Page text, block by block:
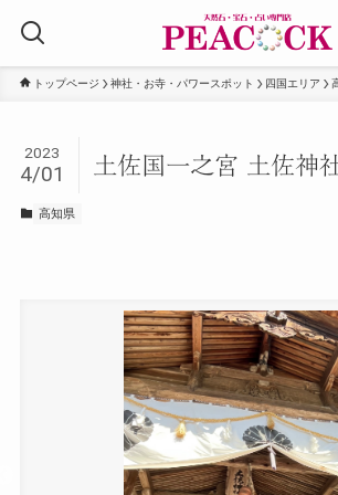
トップページ 神社・お寺・パワースポット 四国エリア
土佐国一之宮 土佐神
2023
4/01
高知県